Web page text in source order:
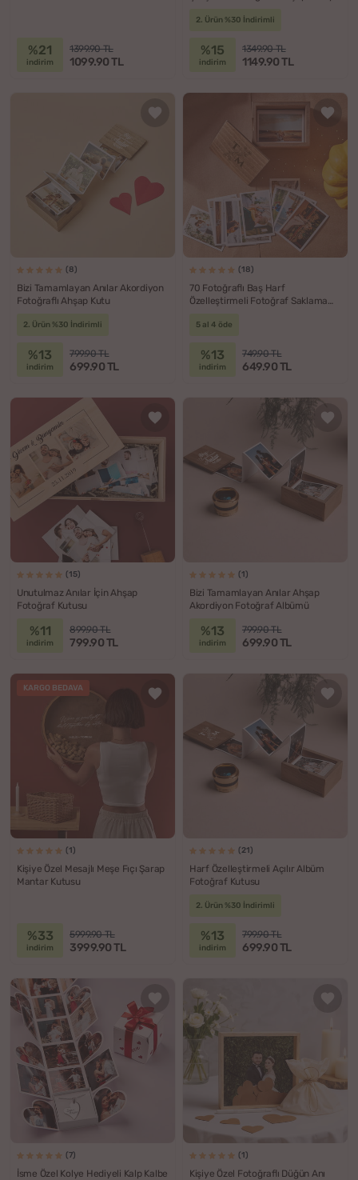
%21
indirim
1399.90 TL
1099.90 TL
2. Ürün %30 İndirimli
%15
indirim
1349.90 TL
1149.90 TL
(8)
Bizi Tamamlayan Anılar Akordiyon
Fotoğraflı Ahşap Kutu
2. Ürün %30 İndirimli
%13
indirim
799.90 TL
699.90 TL
(18)
70 Fotoğraflı Baş Harf
Özelleştirmeli Fotoğraf Saklama
5 al 4 öde
%13
indirim
749.90 TL
649.90 TL
(15)
Unutulmaz Anılar İçin Ahşap
Fotoğraf Kutusu
%11
indirim
899.90 TL
799.90 TL
(1)
Bizi Tamamlayan Anılar Ahşap
Akordiyon Fotoğraf Albümü
%13
indirim
799.90 TL
699.90 TL
KARGO BEDAVA
(1)
Kişiye Özel Mesajlı Meşe Fıçı Şarap
Mantar Kutusu
%33
indirim
5999.90 TL
3999.90 TL
(21)
Harf Özelleştirmeli Açılır Albüm
Fotoğraf Kutusu
2. Ürün %30 İndirimli
%13
indirim
799.90 TL
699.90 TL
(7)
İsme Özel Kolye Hediyeli Kalp Kalbe
(1)
Kişiye Özel Fotoğraflı Düğün Anı